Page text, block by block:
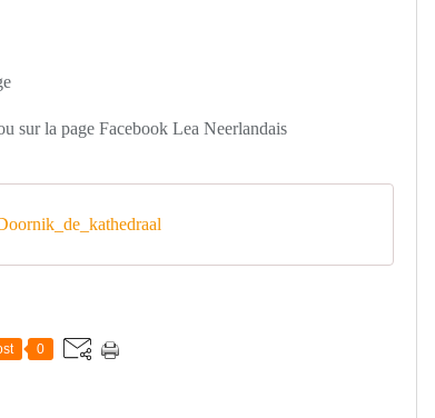
sur la page Facebook Lea Neerlandais
0